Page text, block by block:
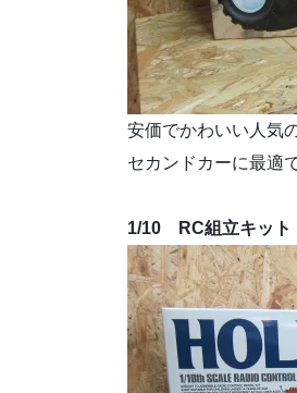
安価でかわいい人気
セカンドカーに最適
1/10 RC組立キッ